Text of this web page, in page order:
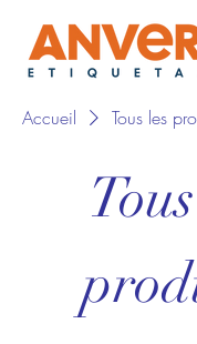
Accueil Tous les